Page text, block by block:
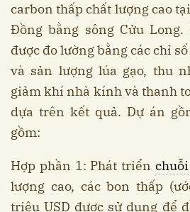
carbon thấp chất lượng cao
Đồng bằng sông Cửu
được đo lường bằng các chỉ
và sản lượng lúa gạo, thu
giảm khí nhà kính và thanh
dựa trên kết quả. Dự án
gồm:
Hợp phần 1: Phát triển
lượng cao, các bon thấp
triệu USD được sử dụng để